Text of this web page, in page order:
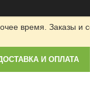
время. Заказы и
И ОПЛАТА